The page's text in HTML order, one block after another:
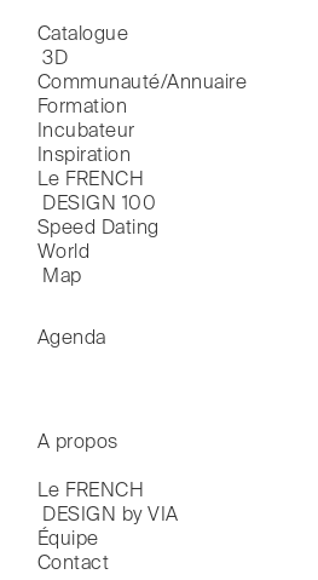
Catalogue
3D
Communauté/Annuaire
Formation
Incubateur
Inspiration
Le FRENCH
DESIGN 100
Speed Dating
World
Map
Agenda
A propos
Le FRENCH
DESIGN by VIA
Équipe
Contact